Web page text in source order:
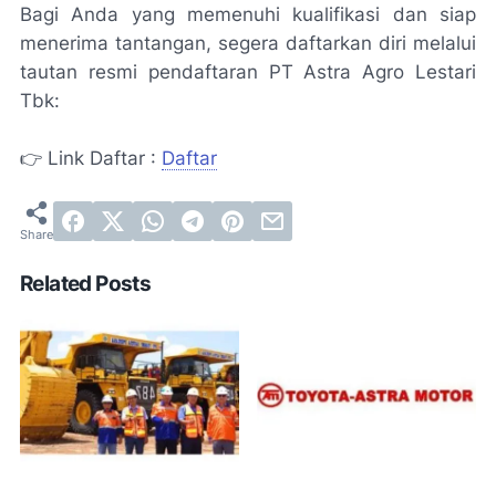
Bagi Anda yang memenuhi kualifikasi dan siap
menerima tantangan, segera daftarkan diri melalui
tautan resmi pendaftaran PT Astra Agro Lestari
Tbk:
👉 Link Daftar : Daftar
Related Posts